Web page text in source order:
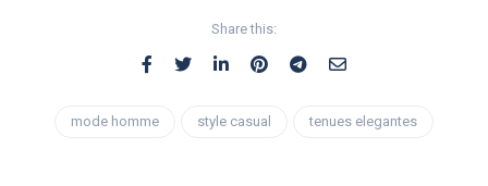
Share this:
mode homme style casual tenues elegantes